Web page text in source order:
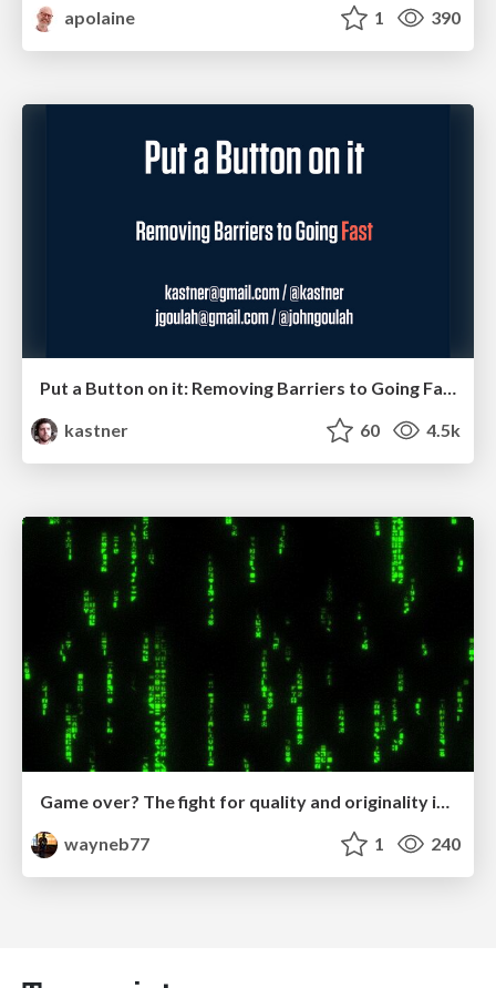
apolaine
1 390
Put a Button on it: Removing Barriers to Going Fast.
kastner
60 4.5k
wayneb77
1 240